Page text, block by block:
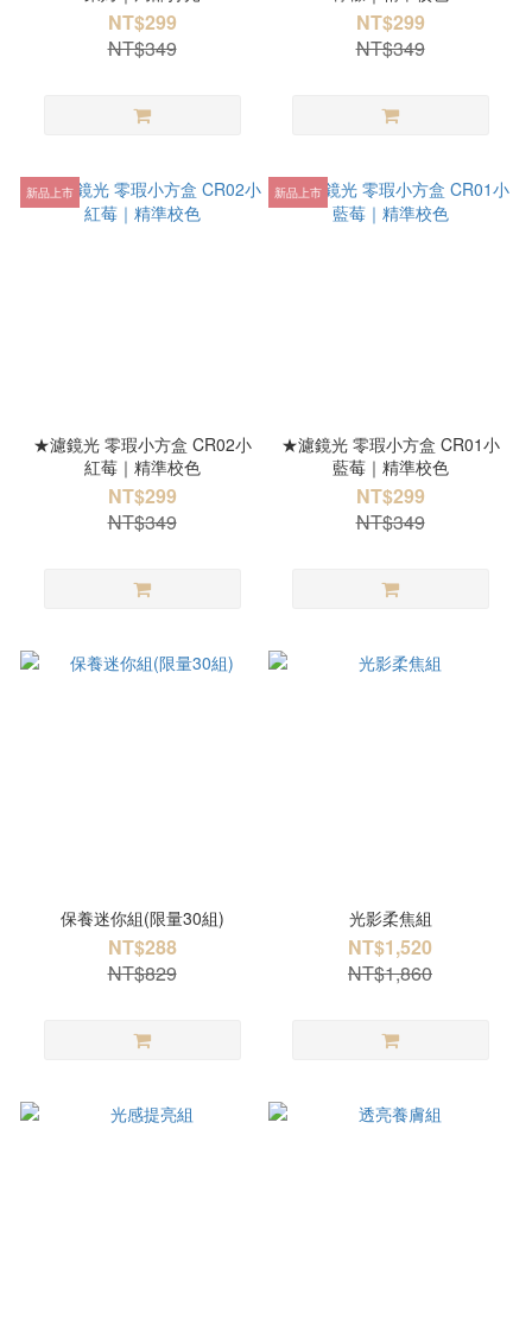
NT$299
NT$349
NT$299
NT$349
新品上市
★濾鏡光 零瑕小方盒 CR02小
紅莓｜精準校色
NT$299
NT$349
新品上市
★濾鏡光 零瑕小方盒 CR01小
藍莓｜精準校色
NT$299
NT$349
保養迷你組(限量30組)
NT$288
NT$829
光影柔焦組
NT$1,520
NT$1,860